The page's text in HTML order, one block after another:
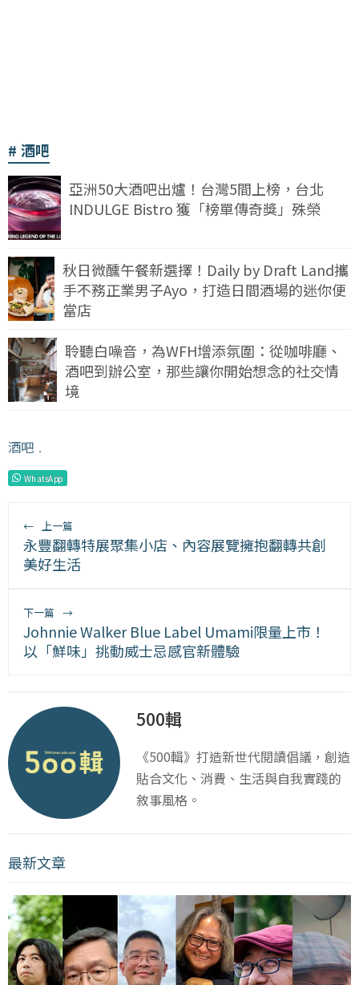
酒吧
亞洲50大酒吧出爐！台灣5間上榜，台北
INDULGE Bistro 獲「榜單傳奇獎」殊榮
秋日微醺午餐新選擇！Daily by Draft Land攜
手不務正業男子Ayo，打造日間酒場的迷你便
當店
聆聽白噪音，為WFH增添氛圍：從咖啡廳、
酒吧到辦公室，那些讓你開始想念的社交情
境
酒吧 ﹒
WhatsApp
← 上一篇
永豐翻轉特展聚集小店、內容展覽擁抱翻轉共創
美好生活
下一篇 →
Johnnie Walker Blue Label Umami限量上市！
以「鮮味」挑動威士忌感官新體驗
500輯
《500輯》打造新世代閱讀倡議，創造
貼合文化、消費、生活與自我實踐的
敘事風格。
最新文章